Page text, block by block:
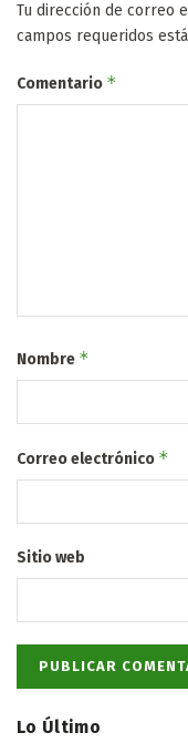
Tu dirección de correo
campos requeridos
Comentario *
Nombre *
Correo electrónico *
Sitio web
Lo Último